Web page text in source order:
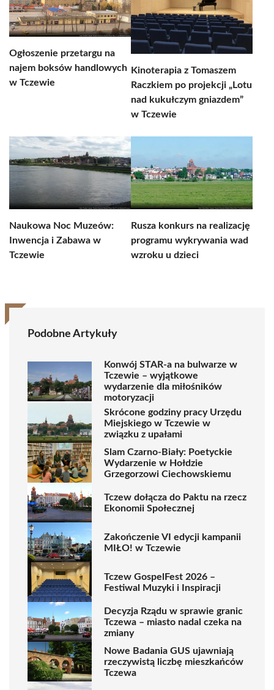
Ogłoszenie przetargu na
najem boksów handlowych
w Tczewie
Kinoterapia z Tomaszem
Raczkiem po projekcji „Lotu
nad kukułczym gniazdem”
w Tczewie
Naukowa Noc Muzeów:
Inwencja i Zabawa w
Tczewie
Rusza konkurs na realizację
programu wykrywania wad
wzroku u dzieci
Podobne Artykuły
Konwój STAR-a na bulwarze w
Tczewie – wyjątkowe
wydarzenie dla miłośników
motoryzacji
Skrócone godziny pracy Urzędu
Miejskiego w Tczewie w
związku z upałami
Slam Czarno-Biały: Poetyckie
Wydarzenie w Hołdzie
Grzegorzowi Ciechowskiemu
Tczew dołącza do Paktu na rzecz
Ekonomii Społecznej
Zakończenie VI edycji kampanii
MIŁO! w Tczewie
Tczew GospelFest 2026 –
Festiwal Muzyki i Inspiracji
Decyzja Rządu w sprawie granic
Tczewa – miasto nadal czeka na
zmiany
Nowe Badania GUS ujawniają
rzeczywistą liczbę mieszkańców
Tczewa